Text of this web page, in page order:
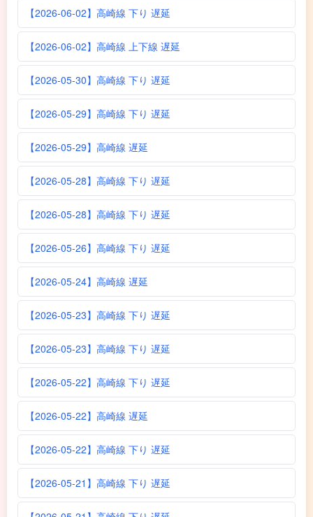
【2026-06-02】高崎線 下り 遅延
【2026-06-02】高崎線 上下線 遅延
【2026-05-30】高崎線 下り 遅延
【2026-05-29】高崎線 下り 遅延
【2026-05-29】高崎線 遅延
【2026-05-28】高崎線 下り 遅延
【2026-05-28】高崎線 下り 遅延
【2026-05-26】高崎線 下り 遅延
【2026-05-24】高崎線 遅延
【2026-05-23】高崎線 下り 遅延
【2026-05-23】高崎線 下り 遅延
【2026-05-22】高崎線 下り 遅延
【2026-05-22】高崎線 遅延
【2026-05-22】高崎線 下り 遅延
【2026-05-21】高崎線 下り 遅延